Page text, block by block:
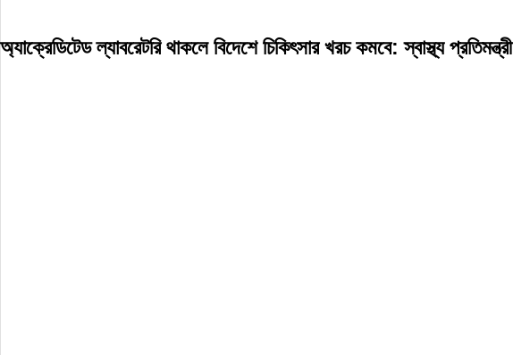
অ্যাক্রেডিটেড ল্যাবরেটরি থাকলে বিদেশে চিকিৎসার খরচ কমবে: স্বাস্থ্য প্রতিমন্ত্রী